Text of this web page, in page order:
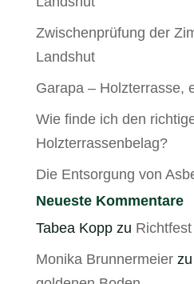
Zwischenprüfung der
Landshut
Garapa – Holzterrasse,
Wie finde ich den
Holzterrassenbelag?
Die Entsorgung von
Neueste Kommentare
Tabea Koppzu Richtfest
Monika Brunnermeierzu